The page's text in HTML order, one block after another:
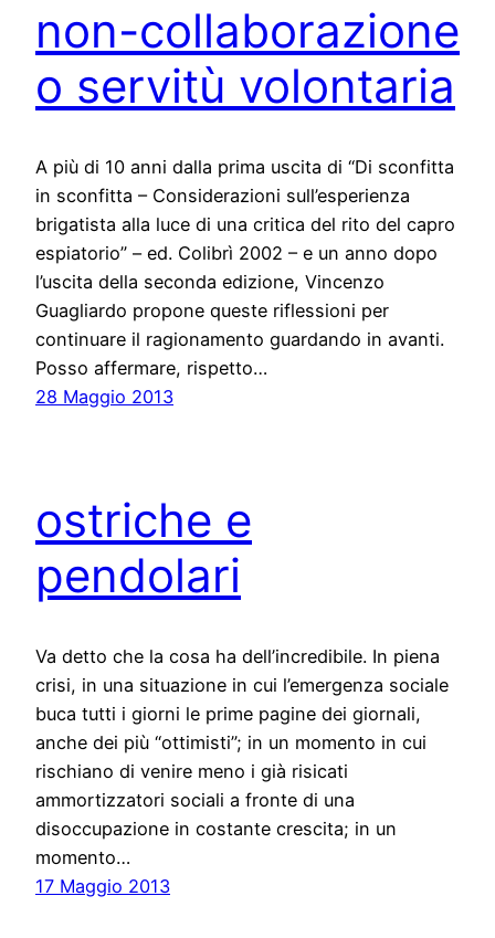
non-collaborazione
o servitù volontaria
A più di 10 anni dalla prima uscita di “Di sconfitta
in sconfitta – Considerazioni sull’esperienza
brigatista alla luce di una critica del rito del capro
espiatorio” – ed. Colibrì 2002 – e un anno dopo
l’uscita della seconda edizione, Vincenzo
Guagliardo propone queste riflessioni per
continuare il ragionamento guardando in avanti.
Posso affermare, rispetto…
28 Maggio 2013
ostriche e
pendolari
Va detto che la cosa ha dell’incredibile. In piena
crisi, in una situazione in cui l’emergenza sociale
buca tutti i giorni le prime pagine dei giornali,
anche dei più “ottimisti”; in un momento in cui
rischiano di venire meno i già risicati
ammortizzatori sociali a fronte di una
disoccupazione in costante crescita; in un
momento…
17 Maggio 2013